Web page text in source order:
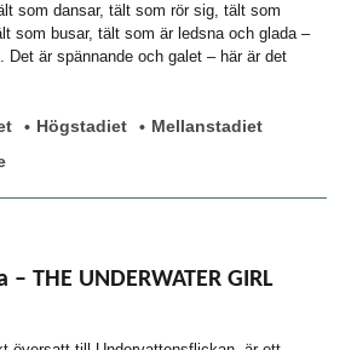
som dansar, tält som rör sig, tält som
som busar, tält som är ledsna och glada –
är spännande och galet – här är det
Högstadiet
Mellanstadiet
THE UNDERWATER GIRL